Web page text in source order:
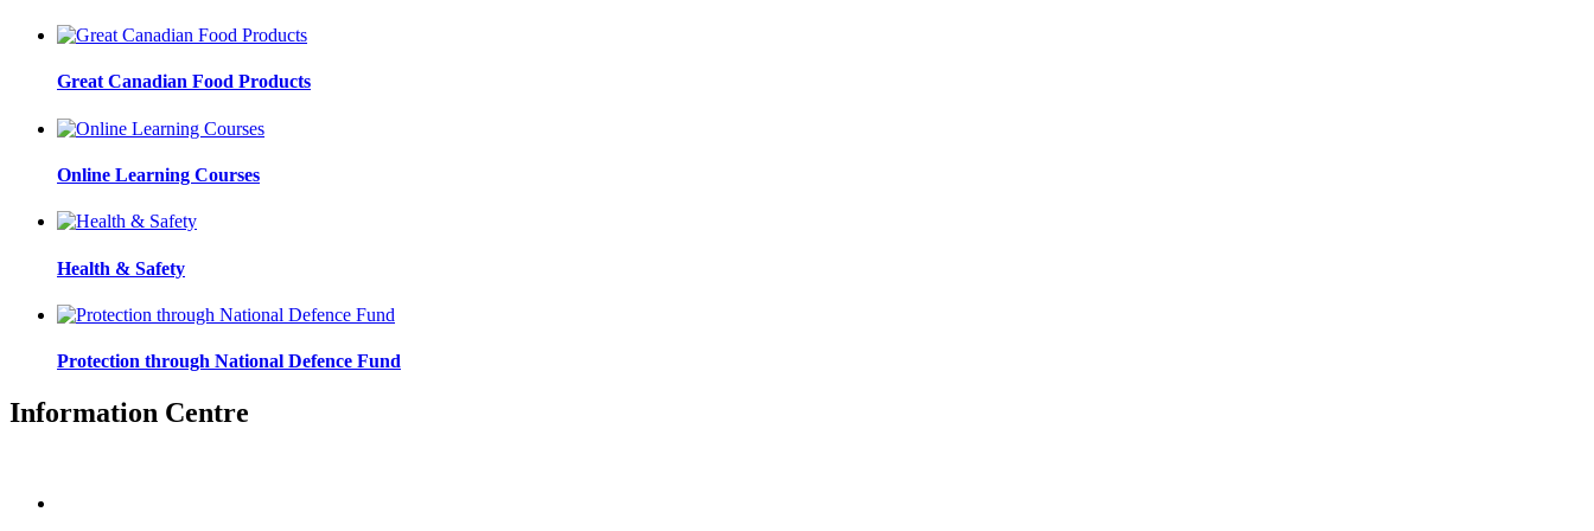
Great Canadian Food Products
Online Learning Courses
Health & Safety
Protection through National Defence Fund
Information Centre